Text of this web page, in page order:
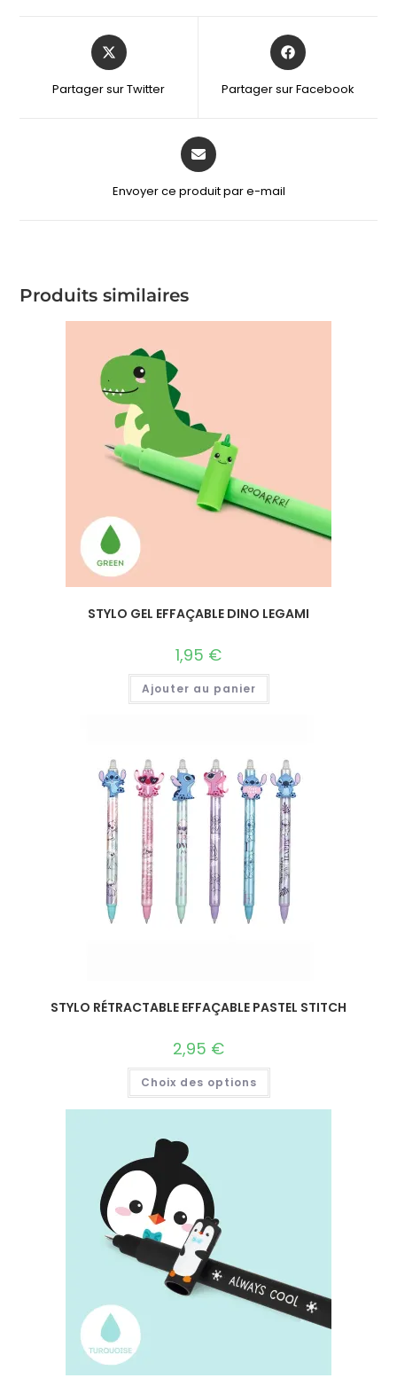
Partager sur Twitter Partager sur Facebook
Envoyer ce produit par e-mail
Produits similaires
STYLO GEL EFFAÇABLE DINO LEGAMI
1,95 €
Ajouter au panier
STYLO RÉTRACTABLE EFFAÇABLE PASTEL STITCH
2,95 €
Choix des options